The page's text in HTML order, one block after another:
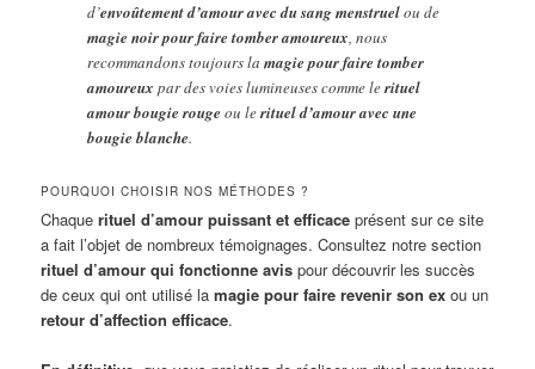
d’envoûtement d’amour avec du sang menstruelou de
magie noir pour faire tomber amoureux, nous
recommandons toujours lamagie pour faire tomber
amoureux par des voies lumineuses comme lerituel
amour bougie rouge ou lerituel d’amour avec une
bougie blanche.
POURQUOI CHOISIR NOS MÉTHODES ?
Chaquerituel d’amour puissant et efficace présent sur ce site
a fait l’objet de nombreux témoignages. Consultez notre section
rituel d’amour qui fonctionne avis pour découvrir les succès
de ceux qui ont utilisé lamagie pour faire revenir son ex ou un
retour d’affection efficace.